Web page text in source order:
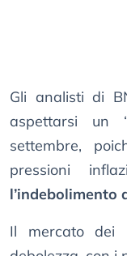
Gli analisti di
aspettarsi un
settembre,
pressioni
l’indebolimento
Il mercato dei